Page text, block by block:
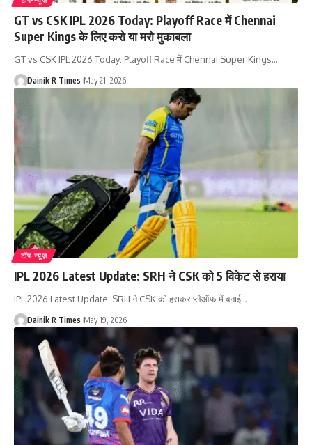
GT vs CSK IPL 2026 Today: Playoff Race में Chennai
Super Kings के लिए करो या मरो मुकाबला
GT vs CSK IPL 2026 Today: Playoff Race में Chennai Super Kings…
Dainik R Times May 21, 2026
टॉप-न्यूज़
IPL 2026 Latest Update: SRH ने CSK को 5 विकेट से हराया
IPL 2026 Latest Update: SRH ने CSK को हराकर प्लेऑफ में बनाई…
Dainik R Times May 19, 2026